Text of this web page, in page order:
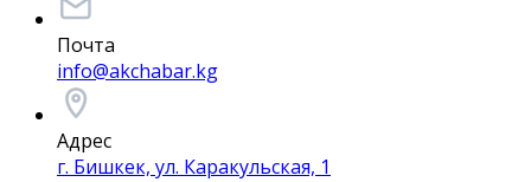
Почта
info@akchabar.kg
Адрес
г. Бишкек, ул. Каракульская, 1